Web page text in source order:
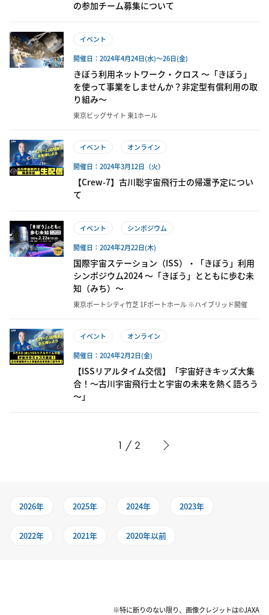
の参加チーム募集について
イベント
開催日：2024年4月24日(水)～26日(金)
きぼう利用ネットワーク・クロス ～「きぼう」
を使って事業をしませんか？非定型有償利用の取
り組み～
東京ビッグサイト 東1ホール
イベント
オンライン
開催日：2024年3月12日（火）
【Crew-7】古川聡宇宙飛行士の帰還予定につい
て
イベント
シンポジウム
開催日：2024年2月22日(木)
国際宇宙ステーション（ISS）・「きぼう」利用
シンポジウム2024 ～「きぼう」とともに歩む未
知（みち）～
東京ポートシティ竹芝 1Fポートホール ※ハイブリッド開催
イベント
オンライン
開催日：2024年2月2日(金)
【ISSリアルタイム交信】「宇宙好きキッズ大集
合！～古川宇宙飛行士と宇宙の未来を熱く語ろう
～」
1 / 2
2026年 2025年 2024年 2023年
2022年 2021年 2020年以前
※特に断りのない限り、画像クレジットは©JAXA